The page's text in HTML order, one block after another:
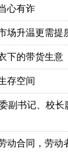
心有诈
场升温更需提
下的带货生意
存空间
副书记、校长
动合同，劳动